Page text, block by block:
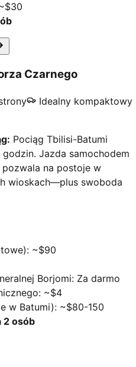
Czarnego
Idealny kompaktowy
Pociąg Tbilisi-Batumi
Jazda samochodem
na postoje w
wioskach—plus swoboda
~$90
Borjomi: Za darmo
~$4
w Batumi): ~$80-150
2 osób